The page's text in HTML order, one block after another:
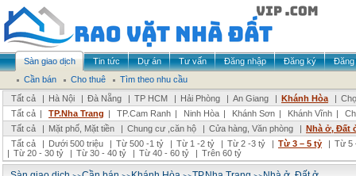
Sàn giao dịch Tin tức Dự án Tư vấn Đăng nhập Đăng ký
Đăng
Cần bán
Cho thuê
Tìm theo nhu cầu
Tất cả
| Hà Nội | Đà Nẵng | TP HCM | Hải Phòng | An Giang | Khánh Hòa |
Tất cả | TP.Nha Trang | TP.Cam Ranh | Ninh Hòa | Khánh Sơn | Khánh Vĩnh |
Tất cả
| Mặt phố, Mặt tiền | Chung cư ,căn hộ | Cửa hàng, Văn phòng | Nhà ở, Đất
Tất cả
| Dưới 500 triệu | Từ 500 -1 tỷ | Từ 1 -2 tỷ | Từ 2 -3 tỷ | Từ 3 – 5 tỷ | Từ 5
| Từ 20 - 30 tỷ | Từ 30 - 40 tỷ | Từ 40 - 60 tỷ | Trên 60 tỷ